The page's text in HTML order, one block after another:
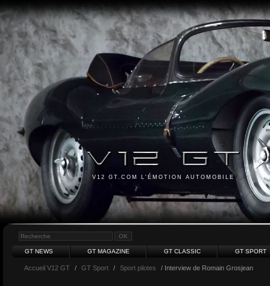
V12 GT.COM L'ÉMOTION AUTOMOBILE
GT NEWS GT MAGAZINE GT CLASSIC GT SPORT
Accueil V12 GT / GT Sport / Sport pilotes / Interview de Romain Grosjean